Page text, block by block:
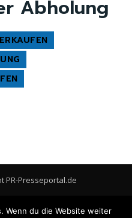
Abholung
PR-Presseportal.de
Wenn du die Website weiter